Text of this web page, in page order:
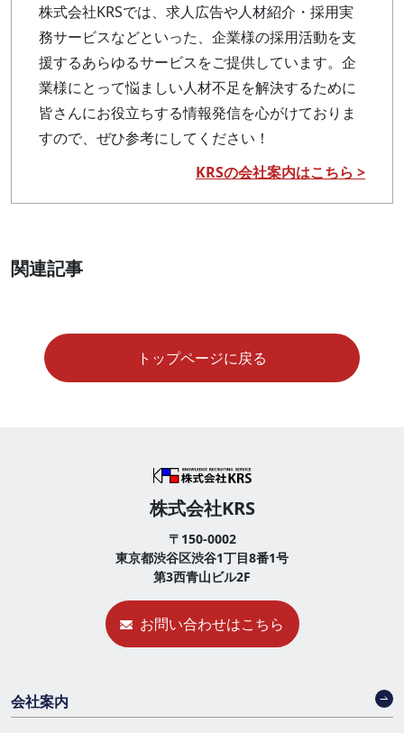
株式会社KRSでは、求人広告や人材紹介・採用実
務サービスなどといった、企業様の採用活動を支
援するあらゆるサービスをご提供しています。企
業様にとって悩ましい人材不足を解決するために
皆さんにお役立ちする情報発信を心がけておりま
すので、ぜひ参考にしてください！
KRSの会社案内はこちら >
関連記事
トップページに戻る
株式会社KRS
〒150-0002
東京都渋谷区渋谷1丁目8番1号
第3西青山ビル2F
お問い合わせはこちら
会社案内